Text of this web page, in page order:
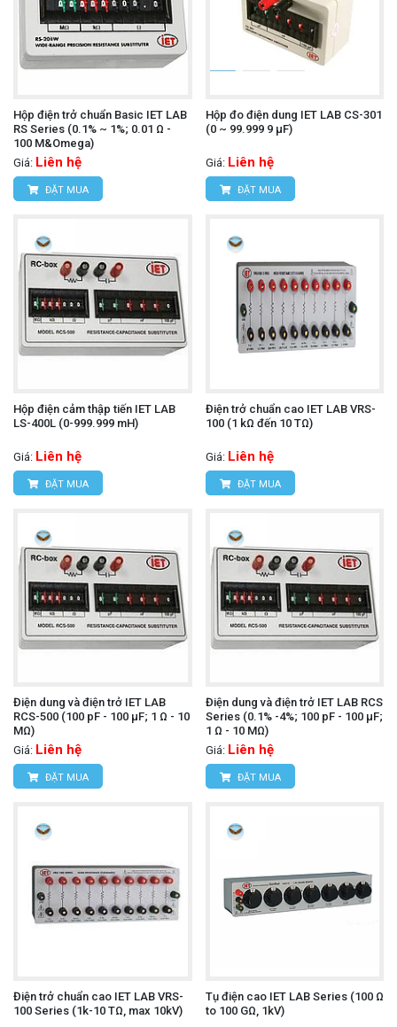
Hộp điện trở chuẩn Basic IET LAB
RS Series (0.1% ~ 1%; 0.01 Ω -
100 M&Omega)
Giá: Liên hệ
ĐẶT MUA
Hộp đo điện dung IET LAB CS-301
(0 ~ 99.999 9 µF)
Giá: Liên hệ
ĐẶT MUA
Hộp điện cảm thập tiến IET LAB
LS-400L (0-999.999 mH)
Giá: Liên hệ
ĐẶT MUA
Điện trở chuẩn cao IET LAB VRS-
100 (1 kΩ đến 10 TΩ)
Giá: Liên hệ
ĐẶT MUA
Điện dung và điện trở IET LAB
RCS-500 (100 pF - 100 µF; 1 Ω - 10
MΩ)
Giá: Liên hệ
ĐẶT MUA
Điện dung và điện trở IET LAB RCS
Series (0.1% -4%; 100 pF - 100 µF;
1 Ω - 10 MΩ)
Giá: Liên hệ
ĐẶT MUA
Điện trở chuẩn cao IET LAB VRS-
100 Series (1k-10 TΩ, max 10kV)
Tụ điện cao IET LAB Series (100 Ω
to 100 GΩ, 1kV)